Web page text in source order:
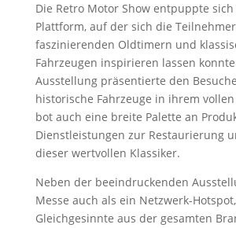
Die Retro Motor Show entpuppte sich
Plattform, auf der sich die
faszinierenden Oldtimern und
Fahrzeugen inspirieren lassen
Ausstellung präsentierte den
historische Fahrzeuge in ihrem
bot auch eine breite Palette an
Dienstleistungen zur Restaurierung
dieser wertvollen Klassiker.
Neben der beeindruckenden
Messe auch als ein Netzwerk-
Gleichgesinnte aus der gesamten